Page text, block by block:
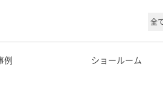
例 ショールーム